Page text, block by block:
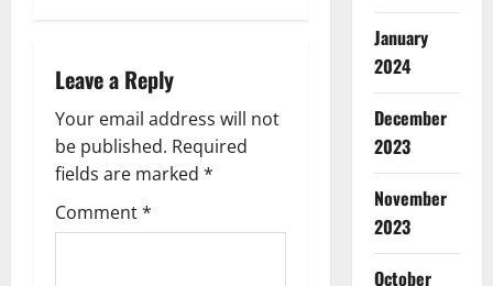
v
i
g
a
Leave a Reply
Your email address will not
be published. Required
fields are marked *
Comment*
January
2024
December
2023
November
2023
October